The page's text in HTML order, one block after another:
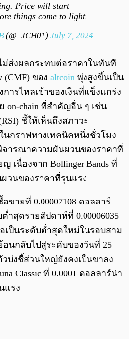
Price will start
things come to light.
(@_JCH01) July 7, 2024
ส่งผลกระทบต่อราคาในทันที
(CMF) ของ altcoin พุ่งสูงขึ้นเป็น
ารไหลเข้าของเงินที่แข็งแกร่ง
on-chain ที่สำคัญอื่น ๆ เช่น
ชี้ให้เห็นถึงสภาวะ
ในกราฟทางเทคนิคหนึ่งชั่วโมง
จารณาความผันผวนของราคาที่
เนื่องจาก Bollinger Bands ที่
วนของราคาที่รุนแรง
ขายที่ 0.00007108 ดอลลาร์
ำสุดรายสัปดาห์ที่ 0.00006035
เป็นระดับต่ำสุดใหม่ในรอบสาม
อนกลับไปสู่ระดับของวันที่ 25
วบ่งชี้ส่วนใหญ่ยังคงเป็นขาลง
Classic ที่ 0.0001 ดอลลาร์น่า
แรง